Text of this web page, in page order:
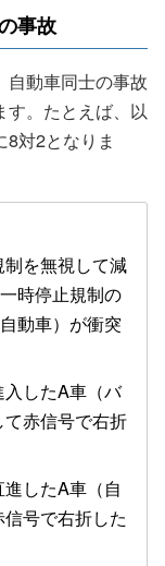
事故
自動車同士の事故
す。たとえば、以
対2となりま
を無視して減
時停止規制の
動車）が衝突
したA車（バ
赤信号で右折
したA車（自
号で右折した